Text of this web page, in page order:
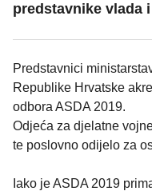
predstavnike vlada
Predstavnici
Republike Hrvatske
odbora ASDA 2019.
Odjeća za djelatne
te poslovno odijelo za
Iako je ASDA 2019